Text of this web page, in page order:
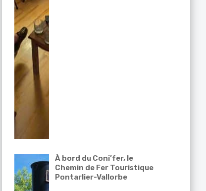
À bord du Coni’fer, le
Chemin de Fer Touristique
Pontarlier-Vallorbe